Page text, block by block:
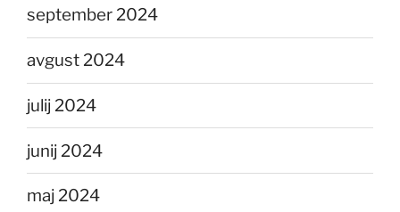
september 2024
avgust 2024
julij 2024
junij 2024
maj 2024